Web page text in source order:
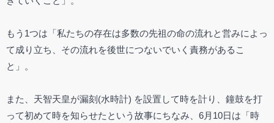
もう1つは「私たちの存在は多数の先祖の命の流れと営みによっ
て成り立ち、その流れを後世につないでいく責務があるこ
と」。
また、天智天皇が漏刻(水時計) を設置して時を計り、鐘鼓を打
って初めて時を知らせたという故事にちなみ、6月10日は「時